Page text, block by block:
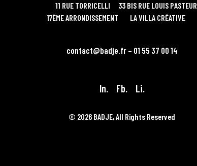
11 RUE TORRICELLI
17ÈME ARRONDISSEMENT
33 BIS RUE LOUIS PASTEUR
LA VILLA CRÉATIVE
contact@badje.fr – 01 55 37 00 14
In. Fb. Li.
© 2026 BADJE, All Rights Reserved